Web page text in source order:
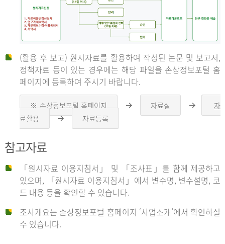
신
청
자
신
청
자
는
1.
자
(활용 후 보고) 원시자료를 활용하여 작성된 논문 및 보고서,
정책자료 등이 있는 경우에는 해당 파일을 손상정보포털 홈
페이지에 등록하여 주시기 바랍니다.
※ 손상정보포털 홈페이지
른
자료실
른
자
료활용
른
자료등록
참고자료
「원시자료 이용지침서」 및 「조사표」를 함께 제공하고
있으며, 「원시자료 이용지침서」에서 변수명, 변수설명, 코
드 내용 등을 확인할 수 있습니다.
조사개요는 손상정보포털 홈페이지 ‘사업소개’에서 확인하실
수 있습니다.